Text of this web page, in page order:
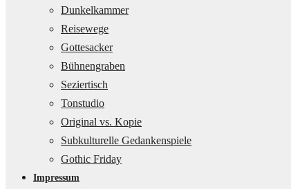
Dunkelkammer
Reisewege
Gottesacker
Bühnengraben
Seziertisch
Tonstudio
Original vs. Kopie
Subkulturelle Gedankenspiele
Gothic Friday
Impressum